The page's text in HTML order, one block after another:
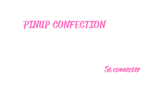
PINUP CONFECTION
Se connecter